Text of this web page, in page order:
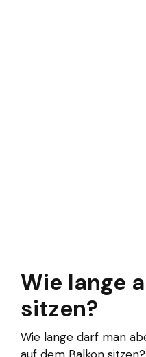
Wie lange
sitzen?
Wie lange darf man